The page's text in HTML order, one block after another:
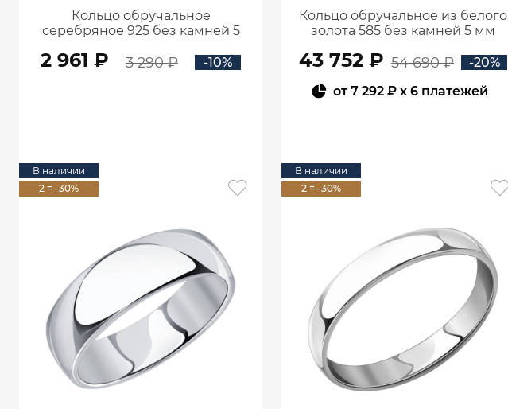
Кольцо обручальное
серебряное 925 без камней 5
2 961 ₽ 3 290 ₽ -10%
Кольцо обручальное из белого
золота 585 без камней 5 мм
43 752 ₽ 54 690 ₽
-20%
от7 292 ₽ x 6 платежей
В наличии
2 = -30%
В наличии
2 = -30%